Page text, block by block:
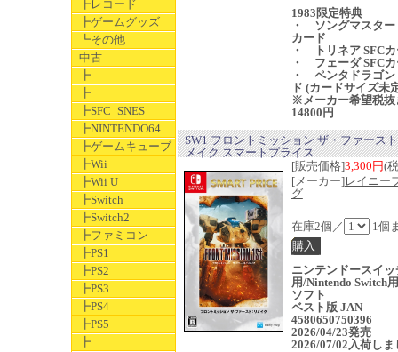
┣レコード
┣ゲームグッズ
┗その他
中古
┣
┣
┣SFC_SNES
┣NINTENDO64
┣ゲームキューブ
┣Wii
┣Wii U
┣Switch
┣Switch2
┣ファミコン
┣PS1
┣PS2
┣PS3
┣PS4
┣PS5
┣
1983限定特典
・ ソングマスター
カード
・ トリネア SFC
・ フェーダ SFC
・ ペンタドラゴン
ド (カードサイズ未
※メーカー希望税抜
14800円
SW1 フロントミッション ザ・ファース
メイク スマートプライス
[販売価格]3,300円(
[メーカー]レイニー
グ
在庫2個／ 1個
ニンテンドースイッ
用/Nintendo Switch
ソフト
ベスト版 JAN
4580650750396
2026/04/23発売
2026/07/02入荷しま